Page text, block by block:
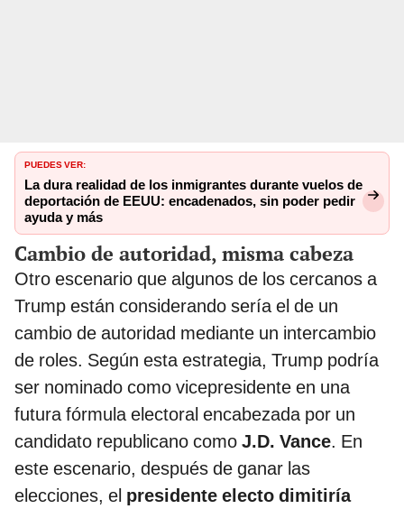
PUEDES VER:
La dura realidad de los inmigrantes durante vuelos de
deportación de EEUU: encadenados, sin poder pedir
ayuda y más
Cambio de autoridad, misma cabeza
Otro escenario que algunos de los cercanos a
Trump están considerando sería el de un
cambio de autoridad mediante un intercambio
de roles. Según esta estrategia, Trump podría
ser nominado como vicepresidente en una
futura fórmula electoral encabezada por un
candidato republicano como J.D. Vance. En
este escenario, después de ganar las
elecciones, el presidente electo dimitiría